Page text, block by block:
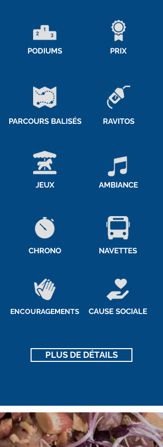
PODIUMS PRIX
RAVITOS
PARCOURS BALISÉS
JEUX AMBIANCE
CHRONO NAVETTES
CAUSE SOCIALE
ENCOURAGEMENTS
PLUS DE DÉTAILS